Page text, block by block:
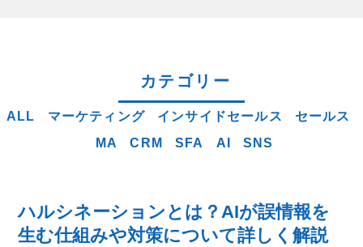
カテゴリー
ALL マーケティング インサイドセールス
セールス
MA
CRM SFA AI SNS
ハルシネーションとは？AIが誤情報を
生む仕組みや対策について詳しく解説